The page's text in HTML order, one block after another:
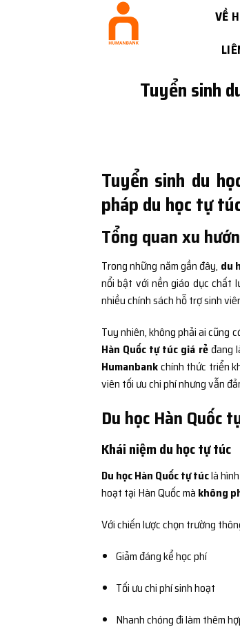
VỀ
Tuyển sinh
Tuyển sinh du
pháp du học tự
Tổng quan xu
Trong những năm gần đây, du
nổi bật với nền giáo dục chất
nhiều chính sách hỗ trợ sinh
Tuy nhiên, không phải ai cũng
Hàn Quốc tự túc giá rẻđang
Humanbankchính thức triển
viên tối ưu chi phí nhưng vẫn
Du học Hàn Quốc
Khái niệm du học tự túc
Du học Hàn Quốc tự túclà
hoạt tại Hàn Quốc mà không
Với chiến lược chọn trường
Giảm đáng kể học phí
Tối ưu chi phí sinh hoạt
Nhanh chóng đi làm thêm